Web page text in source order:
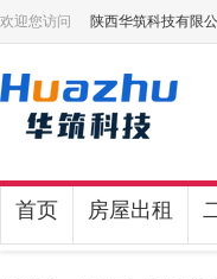
欢迎您访问 陕西华筑科技有限
首页 房屋出租